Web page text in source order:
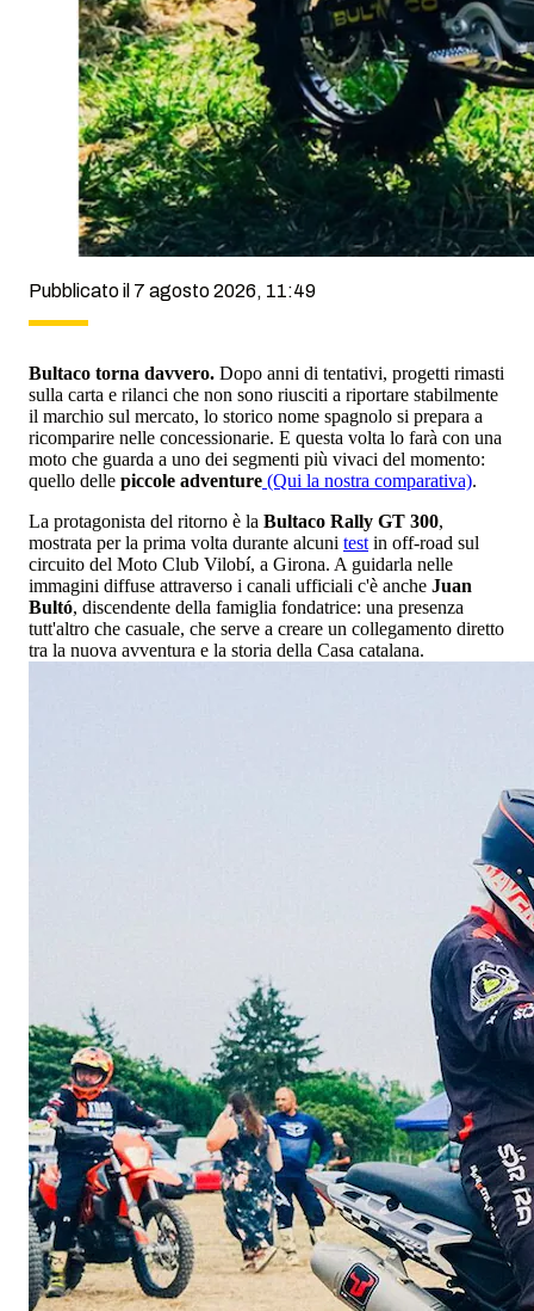
Pubblicato il 7 agosto 2026, 11:49
Bultaco torna davvero. Dopo anni di tentativi, progetti rimasti
sulla carta e rilanci che non sono riusciti a riportare stabilmente
il marchio sul mercato, lo storico nome spagnolo si prepara a
ricomparire nelle concessionarie. E questa volta lo farà con una
moto che guarda a uno dei segmenti più vivaci del momento:
quello delle piccole adventure (Qui la nostra comparativa).
La protagonista del ritorno è la Bultaco Rally GT 300,
mostrata per la prima volta durante alcuni test in off-road sul
circuito del Moto Club Vilobí, a Girona. A guidarla nelle
immagini diffuse attraverso i canali ufficiali c'è anche Juan
Bultó, discendente della famiglia fondatrice: una presenza
tutt'altro che casuale, che serve a creare un collegamento diretto
tra la nuova avventura e la storia della Casa catalana.